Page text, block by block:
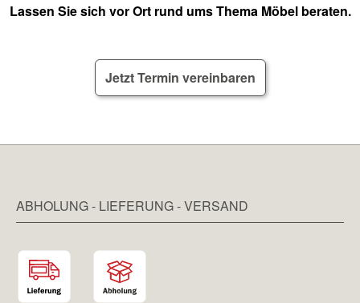
Lassen Sie sich vor Ort rund ums Thema Möbel beraten.
Jetzt Termin vereinbaren
ABHOLUNG - LIEFERUNG - VERSAND